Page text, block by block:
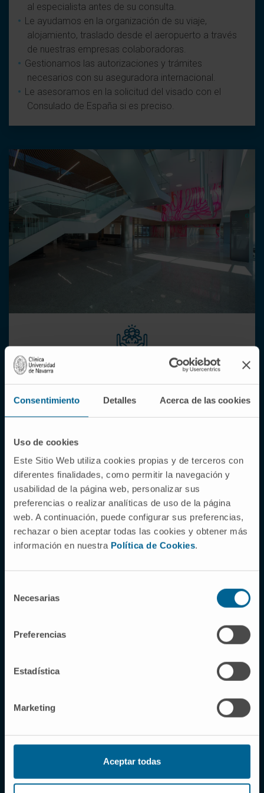
Consentimiento Detalles Acerca de las cookies
Uso de cookies
Este Sitio Web utiliza cookies propias y de terceros con
diferentes finalidades, como permitir la navegación y
usabilidad de la página web, personalizar sus
preferencias o realizar analíticas de uso de la página
web. A continuación, puede configurar sus preferencias,
rechazar o bien aceptar todas las cookies y obtener más
información en nuestra Política de Cookies.
Necesarias
Preferencias
Estadística
Marketing
Aceptar todas
al especialista antes de su consulta.
Le ayudamos en la organización de su viaje,
alojamiento, traslado desde el aeropuerto a través
de nuestras empresas colaboradoras.
Gestionamos las autorizaciones y trámites
necesarios con su aseguradora internacional.
Le asesoramos en la solicitud del visado con el
Consulado de España si es preciso.
Durante la consulta facilitamos su comunicación con
el médico en su idioma preferido (pida su intérprete
idiomas vía telefónica).
Ponemos a su disposición la oficina de pacientes
internacionales.
Durante su estancia hospitalaria adaptamos la dieta
a sus necesidades particulares.
Le orientamos sobre los servicios turísticos
disponibles en Navarra para mejorar su estancia y
de sus familiares.